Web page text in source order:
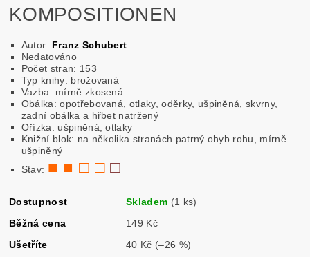
KOMPOSITIONEN
Autor: Franz Schubert
Nedatováno
Počet stran: 153
Typ knihy: brožovaná
Vazba: mírně zkosená
Obálka: opotřebovaná, otlaky, oděrky, ušpiněná, skvrny,
zadní obálka a hřbet natržený
Ořízka: ušpiněná, otlaky
Knižní blok: na několika stranách patrný ohyb rohu, mírně
ušpiněný
Stav: ■ ■ □ □ □
Dostupnost Skladem (1 ks)
Běžná cena
149 Kč
Ušetříte
40 Kč (–26 %)